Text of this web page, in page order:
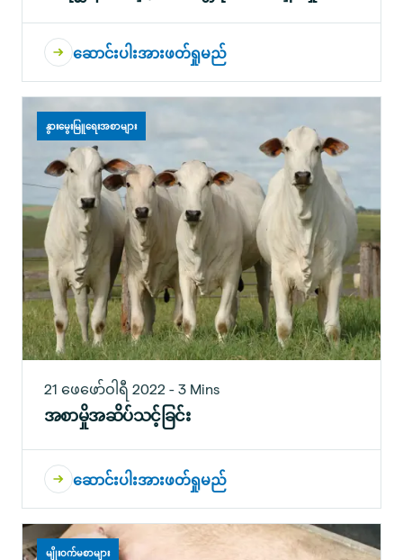
ဆောင်းပါးအားဖတ်ရှုမည်
နွားမွေးမြူရေးအစာများ
21 ဖေဖော်ဝါရီ 2022 - 3 Mins
အစာမှိုအဆိပ်သင့်ခြင်း
ဆောင်းပါးအားဖတ်ရှုမည်
မျိုးဝက်မစာများ